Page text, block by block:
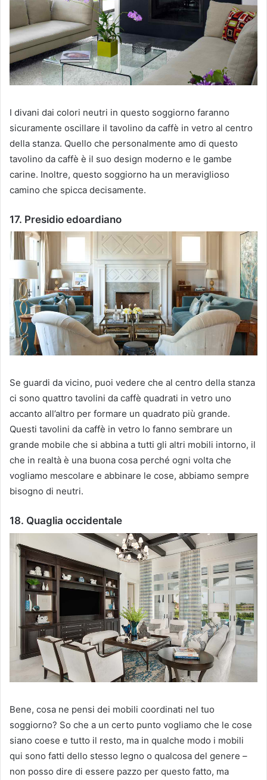
I divani dai colori neutri in questo soggiorno faranno
sicuramente oscillare il tavolino da caffè in vetro al centro
della stanza. Quello che personalmente amo di questo
tavolino da caffè è il suo design moderno e le gambe
carine. Inoltre, questo soggiorno ha un meraviglioso
camino che spicca decisamente.
17. Presidio edoardiano
Se guardi da vicino, puoi vedere che al centro della stanza
ci sono quattro tavolini da caffè quadrati in vetro uno
accanto all’altro per formare un quadrato più grande.
Questi tavolini da caffè in vetro lo fanno sembrare un
grande mobile che si abbina a tutti gli altri mobili intorno, il
che in realtà è una buona cosa perché ogni volta che
vogliamo mescolare e abbinare le cose, abbiamo sempre
bisogno di neutri.
18. Quaglia occidentale
Bene, cosa ne pensi dei mobili coordinati nel tuo
soggiorno? So che a un certo punto vogliamo che le cose
siano coese e tutto il resto, ma in qualche modo i mobili
qui sono fatti dello stesso legno o qualcosa del genere –
non posso dire di essere pazzo per questo fatto, ma